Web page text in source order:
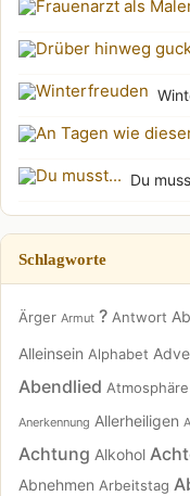
Du
Schlagworte
Ärger Armut ? Antwort
Alleinsein Alphabet
Abendlied Atmosphäre
Anerkennung Allerheiligen
Achtung Alkohol
Abnehmen Arbeitstag